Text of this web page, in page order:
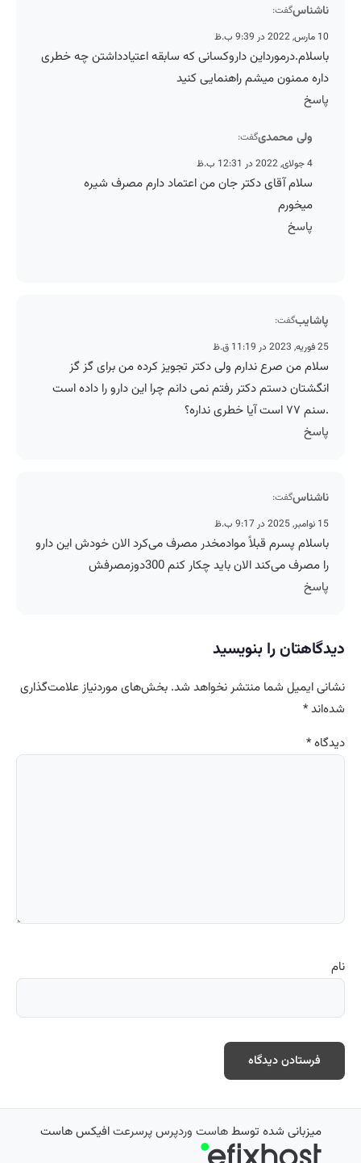
ناشناسگفت:
10 مارس, 2022 در 9:39 ب.ظ
باسلام.درمورداین داروکسانی که سابقه اعتیادداشتن چه خطری
داره ممنون میشم راهنمایی کنید
پاسخ
ولی محمدیگفت:
4 جولای, 2022 در 12:31 ب.ظ
سلام آقای دکتر جان من اعتماد دارم مصرف شیره
میخورم
پاسخ
پاشایبگفت:
25 فوریه, 2023 در 11:19 ق.ظ
سلام من صرع ندارم ولی دکتر تجویز کرده من برای گز گز
انگشتان دستم دکتر رفتم نمی دانم چرا این دارو را داده است
.سنم ۷۷ است آیا خطری نداره؟
پاسخ
ناشناسگفت:
15 نوامبر, 2025 در 9:17 ب.ظ
باسلام پسرم قبلاً موادمخدر مصرف می‌کرد الان خودش این دارو
را مصرف می‌کند الان باید چکار کنم 300دوزمصرفش
پاسخ
دیدگاهتان را بنویسید
نشانی ایمیل شما منتشر نخواهد شد. بخش‌های موردنیاز علامت‌گذاری
شده‌اند*
دیدگاه*
نام
میزبانی شده توسطهاست وردپرس پرسرعتافیکس هاست